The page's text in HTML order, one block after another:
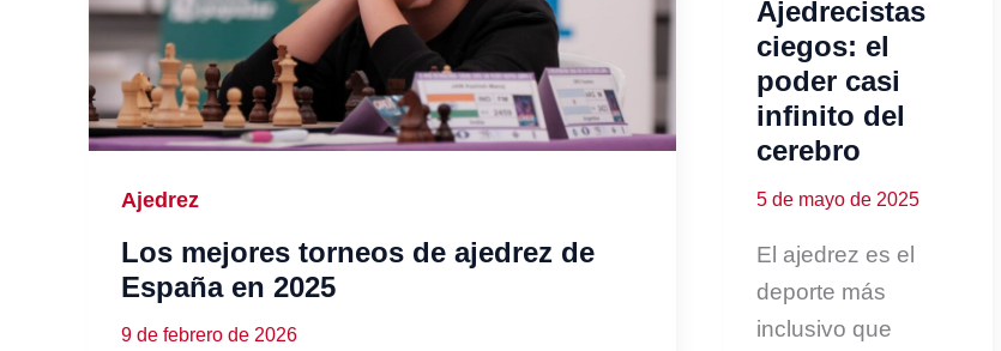
Ajedrez
Los mejores torneos de ajedrez de
España en 2025
9 de febrero de 2026
Ajedrecistas
ciegos: el
poder casi
infinito del
cerebro
5 de mayo de 2025
El ajedrez es el
deporte más
inclusivo que